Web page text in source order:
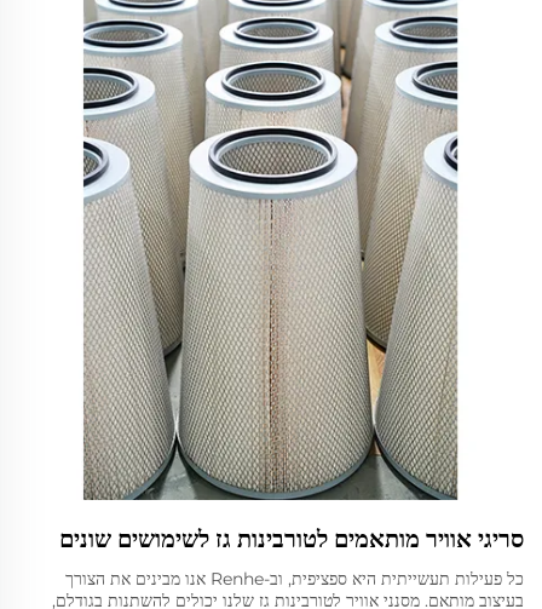
סריגי אוויר מותאמים לטורבינות גז לשימושים שונים
כל פעילות תעשייתית היא ספציפית, וב-Renhe אנו מבינים את הצורך
בעיצוב מותאם. מסנני אוויר לטורבינות גז שלנו יכולים להשתנות בגודלם,